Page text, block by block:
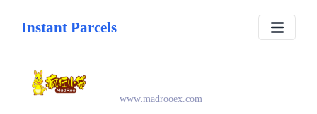
Instant Parcels
www.madrooex.com